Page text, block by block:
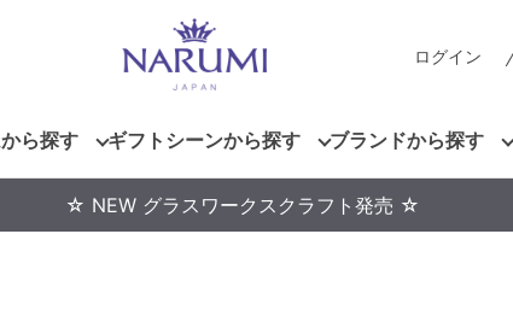
ログイン
ら探す ギフトシーンから探す ブランドから探す
☆ NEW グラスワークスクラフト発売 ☆